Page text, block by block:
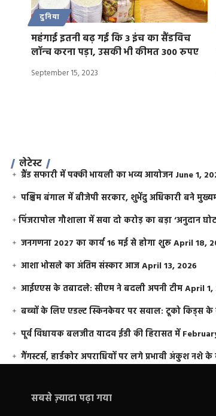
दुनिया
महंगाई इतनी बढ़ गई कि 3 इंच का सैंडविच
लॉन्च करना पड़ा, उसकी भी कीमत 300 रुपए
September 15, 2023
लेटेस्ट
ग्रैंड सफारी में पक्की भायली का भव्य आयोजन June 1,
पश्चिम बंगाल में बीजेपी सरकार, शुभेंदु अधिकारी बने
​पिंजरापोल गौशाला में सवा दो करोड़ का बड़ा ‘अनुदान
जनगणना 2027 का कार्य 16 मई से होगा शुरूApril 18,
आशा भोसले का अंतिम संस्कार आजApril 13, 2026
आईएएस के तबादले: सीएम ने बदली अपनी टीमApril 1,
बच्चों के लिए एडल्ट स्किनकेयर पर सवाल: टूको किड्स
पूर्व विधायक बलजीत यादव ईडी की हिरासत में
गैंगस्टर्स, हार्डकोर अपराधियों पर लगे प्रभावी अंकुश नशे
सबसे ज़्यादा पढ़ा गया